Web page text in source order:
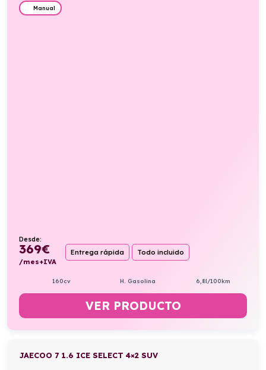
Manual
Desde:
369€
/mes+IVA
Entrega rápida Todo incluido
160cv H. Gasolina 6,8l/100km
VER PRODUCTO
JAECOO 7 1.6 ICE SELECT 4×2 SUV